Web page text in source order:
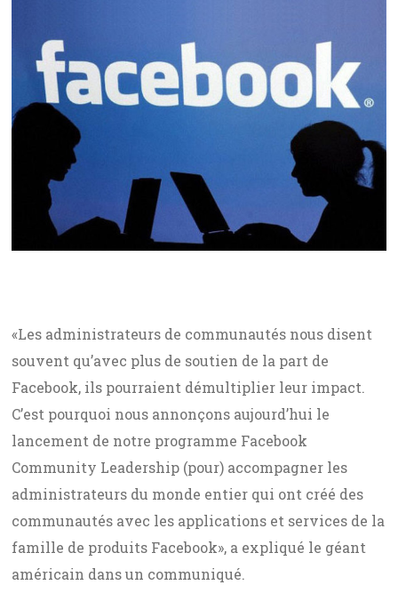
«Les administrateurs de communautés nous disent
souvent qu’avec plus de soutien de la part de
Facebook, ils pourraient démultiplier leur impact.
C’est pourquoi nous annonçons aujourd’hui le
lancement de notre programme Facebook
Community Leadership (pour) accompagner les
administrateurs du monde entier qui ont créé des
communautés avec les applications et services de la
famille de produits Facebook», a expliqué le géant
américain dans un communiqué.